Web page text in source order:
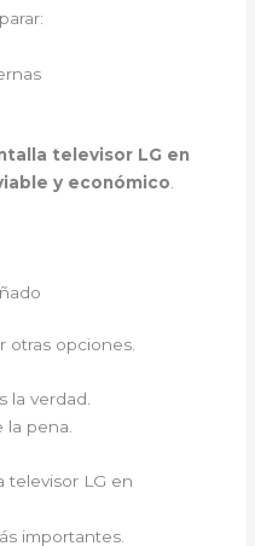
televisor LG en
y económico
otras opciones.
la verdad.
pena.
televisor LG en
importantes.